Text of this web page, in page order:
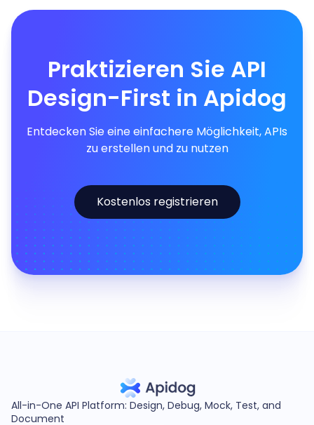
Praktizieren Sie API
Design-First in Apidog
Entdecken Sie eine einfachere Möglichkeit, APIs
zu erstellen und zu nutzen
Kostenlos registrieren
All-in-One API Platform: Design, Debug, Mock, Test, and
Document